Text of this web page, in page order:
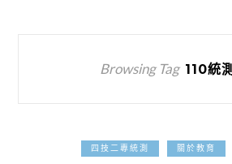
Browsing Tag 110統
四技二專統測 關於教育